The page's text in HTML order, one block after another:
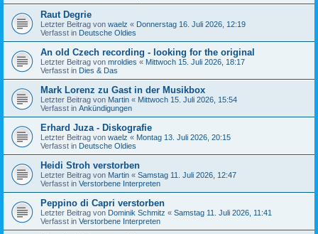
Raut Degrie
Letzter Beitrag von waelz « Donnerstag 16. Juli 2026, 12:19
Verfasst in Deutsche Oldies
An old Czech recording - looking for the original
Letzter Beitrag von mroldies « Mittwoch 15. Juli 2026, 18:17
Verfasst in Dies & Das
Mark Lorenz zu Gast in der Musikbox
Letzter Beitrag von Martin « Mittwoch 15. Juli 2026, 15:54
Verfasst in Ankündigungen
Erhard Juza - Diskografie
Letzter Beitrag von waelz « Montag 13. Juli 2026, 20:15
Verfasst in Deutsche Oldies
Heidi Stroh verstorben
Letzter Beitrag von Martin « Samstag 11. Juli 2026, 12:47
Verfasst in Verstorbene Interpreten
Peppino di Capri verstorben
Letzter Beitrag von Dominik Schmitz « Samstag 11. Juli 2026, 11:41
Verfasst in Verstorbene Interpreten